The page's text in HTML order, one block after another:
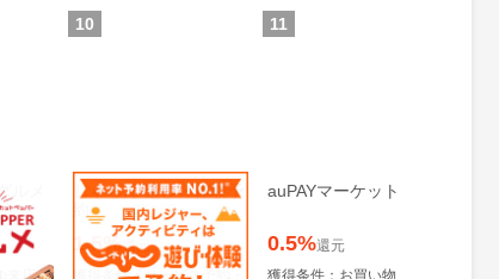
ルメ
来店
じゃらん 遊び・体験予
10
1.5%還元
獲得条件：サービス予約・
auPAYマーケット
11
0.5%還元
獲得条件：お買い物